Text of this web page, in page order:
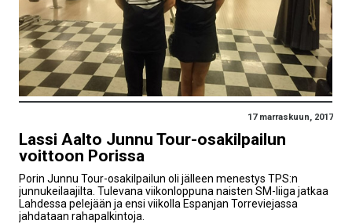
17 marraskuun, 2017
Lassi Aalto Junnu Tour-osakilpailun
voittoon Porissa
Porin Junnu Tour-osakilpailun oli jälleen menestys TPS:n
junnukeilaajilta. Tulevana viikonloppuna naisten SM-liiga jatkaa
Lahdessa pelejään ja ensi viikolla Espanjan Torreviejassa
jahdataan rahapalkintoja.